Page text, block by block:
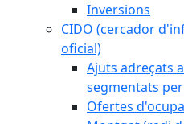
Inversions
CIDO (cercador
oficial)
Ajuts adreçats
segmentats
Ofertes